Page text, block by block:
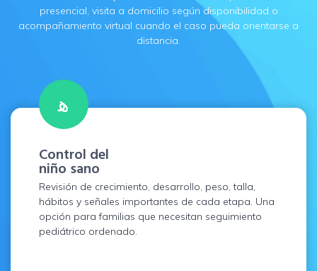
presencial, visita a domicilio según disponibilidad o
acompañamiento virtual cuando el caso pueda orientarse a
distancia.
Control del
niño sano
Revisión de crecimiento, desarrollo, peso, talla,
hábitos y señales importantes de cada etapa. Una
opción para familias que necesitan seguimiento
pediátrico ordenado.